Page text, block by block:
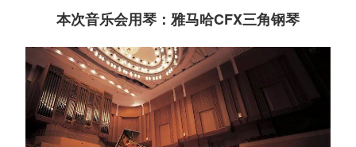
本次音乐会用琴：雅马哈CFX三角钢琴